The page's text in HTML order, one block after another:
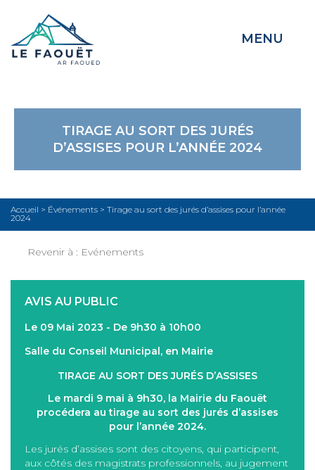
MENU
TIRAGE AU SORT DES JURÉS
D’ASSISES POUR L’ANNÉE 2024
Accueil > Événements > Tirage au sort des jurés d’assises pour l’année
2024
Revenir à : Evénements
AVIS AU PUBLIC
Le 09 Mai 2023 - De 9h30 à 10h00
Salle du Conseil Municipal, en Mairie
TIRAGE AU SORT DES JURÉS D’ASSISES
Le mardi 9 mai à 9h30, la Mairie du Faouët
procédera au tirage au sort des jurés d’assises
pour l’année 2024.
Les jurés d’assises sont des citoyens, qui participent,
aux côtés des magistrats professionnels, au jugement